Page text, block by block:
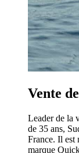
Vente
Leader de la
de 35 ans,
France. Il est
marque